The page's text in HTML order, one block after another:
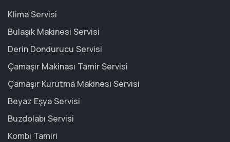
Klima Servisi
Bulaşık Makinesi Servisi
Derin Dondurucu Servisi
Çamaşır Makinası Tamir Servisi
Çamaşır Kurutma Makinesi Servisi
Beyaz Eşya Servisi
Buzdolabı Servisi
Kombi Tamiri